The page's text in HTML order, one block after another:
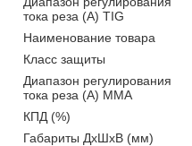
тока реза (A) TIG
Наименование товара
Класс защиты
Диапазон регулирования
тока реза (A) ММА
КПД (%)
Габариты ДхШхВ (мм)